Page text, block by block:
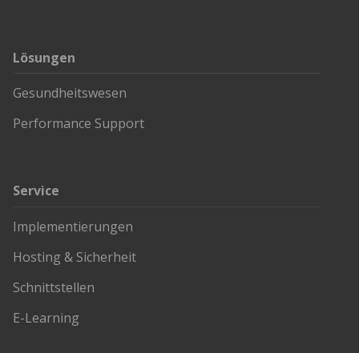
Lösungen
Gesundheitswesen
Performance Support
Service
Implementierungen
Hosting & Sicherheit
Schnittstellen
E-Learning